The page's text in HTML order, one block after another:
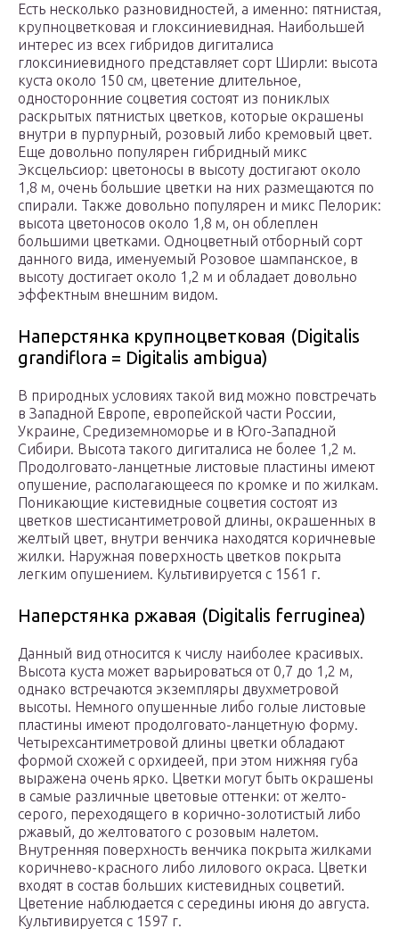
Есть несколько разновидностей, а именно: пятнистая,
крупноцветковая и глоксиниевидная. Наибольшей
интерес из всех гибридов дигиталиса
глоксиниевидного представляет сорт Ширли: высота
куста около 150 см, цветение длительное,
односторонние соцветия состоят из пониклых
раскрытых пятнистых цветков, которые окрашены
внутри в пурпурный, розовый либо кремовый цвет.
Еще довольно популярен гибридный микс
Эксцельсиор: цветоносы в высоту достигают около
1,8 м, очень большие цветки на них размещаются по
спирали. Также довольно популярен и микс Пелорик:
высота цветоносов около 1,8 м, он облеплен
большими цветками. Одноцветный отборный сорт
данного вида, именуемый Розовое шампанское, в
высоту достигает около 1,2 м и обладает довольно
эффектным внешним видом.
Наперстянка крупноцветковая (Digitalis
grandiflora = Digitalis ambigua)
В природных условиях такой вид можно повстречать
в Западной Европе, европейской части России,
Украине, Средиземноморье и в Юго-Западной
Сибири. Высота такого дигиталиса не более 1,2 м.
Продолговато-ланцетные листовые пластины имеют
опушение, располагающееся по кромке и по жилкам.
Поникающие кистевидные соцветия состоят из
цветков шестисантиметровой длины, окрашенных в
желтый цвет, внутри венчика находятся коричневые
жилки. Наружная поверхность цветков покрыта
легким опушением. Культивируется с 1561 г.
Наперстянка ржавая (Digitalis ferruginea)
Данный вид относится к числу наиболее красивых.
Высота куста может варьироваться от 0,7 до 1,2 м,
однако встречаются экземпляры двухметровой
высоты. Немного опушенные либо голые листовые
пластины имеют продолговато-ланцетную форму.
Четырехсантиметровой длины цветки обладают
формой схожей с орхидеей, при этом нижняя губа
выражена очень ярко. Цветки могут быть окрашены
в самые различные цветовые оттенки: от желто-
серого, переходящего в корично-золотистый либо
ржавый, до желтоватого с розовым налетом.
Внутренняя поверхность венчика покрыта жилками
коричнево-красного либо лилового окраса. Цветки
входят в состав больших кистевидных соцветий.
Цветение наблюдается с середины июня до августа.
Культивируется с 1597 г.